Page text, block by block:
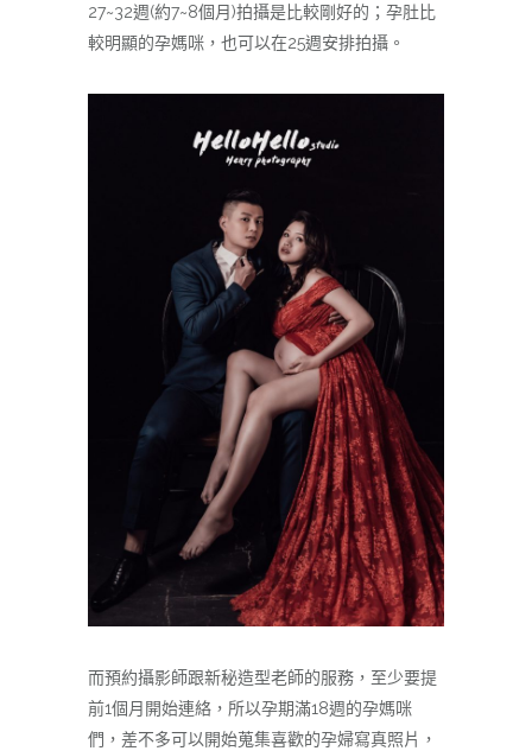
27~32週(約7~8個月)拍攝是比較剛好的；孕肚比
較明顯的孕媽咪，也可以在25週安排拍攝。
而預約攝影師跟新秘造型老師的服務，至少要提
前1個月開始連絡，所以孕期滿18週的孕媽咪
們，差不多可以開始蒐集喜歡的孕婦寫真照片，